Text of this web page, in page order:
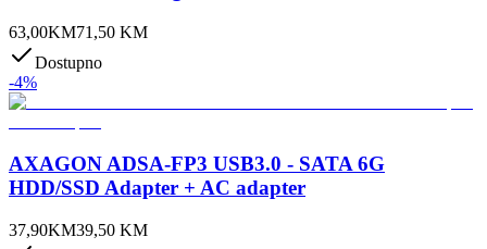
63,00KM71,50 KM
Dostupno
-4%
AXAGON ADSA-FP3 USB3.0 - SATA 6G
HDD/SSD Adapter + AC adapter
37,90KM39,50 KM